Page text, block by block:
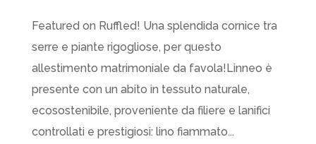
Featured on Ruffled! Una splendida cornice tra
serre e piante rigogliose, per questo
allestimento matrimoniale da favola!Linneo è
presente con un abito in tessuto naturale,
ecosostenibile, proveniente da filiere e lanifici
controllati e prestigiosi: lino fiammato...